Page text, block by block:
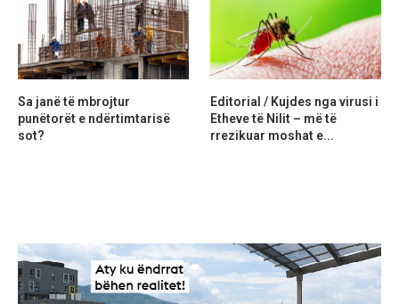
Sa janë të mbrojtur
punëtorët e ndërtimtarisë
sot?
Editorial / Kujdes nga virusi i
Etheve të Nilit – më të
rrezikuar moshat e...